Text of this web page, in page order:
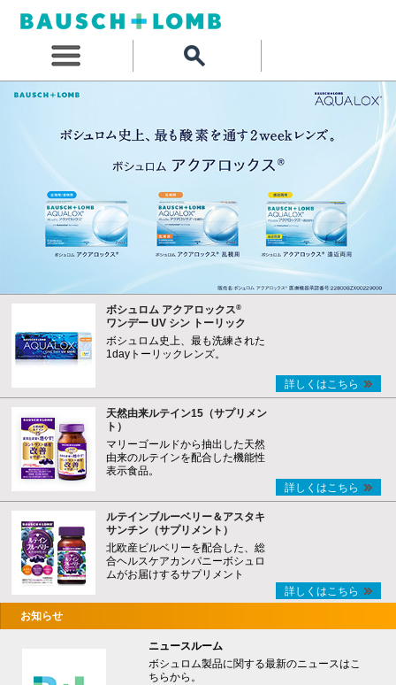
ボシュロム アクアロックス®
ワンデー UV シン トーリック
ボシュロム史上、最も洗練された
1dayトーリックレンズ。
詳しくはこちら
天然由来ルテイン15（サプリメン
ト）
マリーゴールドから抽出した天然
由来のルテインを配合した機能性
表示食品。
詳しくはこちら
ルテインブルーベリー＆アスタキ
サンチン（サプリメント）
北欧産ビルベリーを配合した、総
合ヘルスケアカンパニーボシュロ
ムがお届けするサプリメント
詳しくはこちら
お知らせ
ニュースルーム
ボシュロム製品に関する最新のニュースはこ
ちらから。